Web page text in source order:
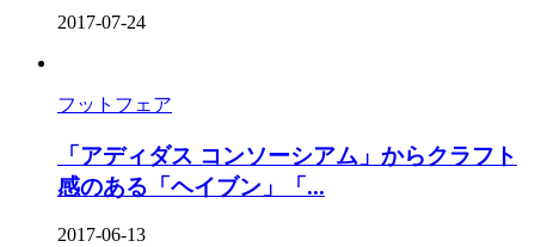
2017-07-24
フットフェア
「アディダス コンソーシアム」からクラフト
感のある「ヘイブン」「...
2017-06-13